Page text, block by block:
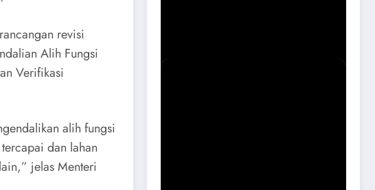
revisi
Alih Fungsi
Verifikasi
alih fungsi
dan lahan
jelas Menteri